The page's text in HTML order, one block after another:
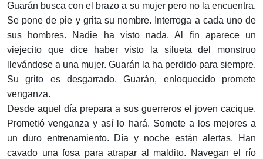
Guarán busca con el brazo a su mujer pero no la encuentra.
Se pone de pie y grita su nombre. Interroga a cada uno de
sus hombres. Nadie ha visto nada. Al fin aparece un
viejecito que dice haber visto la silueta del monstruo
llevándose a una mujer. Guarán la ha perdido para siempre.
Su grito es desgarrado. Guarán, enloquecido promete
venganza.
Desde aquel día prepara a sus guerreros el joven cacique.
Prometió venganza y así lo hará. Somete a los mejores a
un duro entrenamiento. Día y noche están alertas. Han
cavado una fosa para atrapar al maldito. Navegan el río